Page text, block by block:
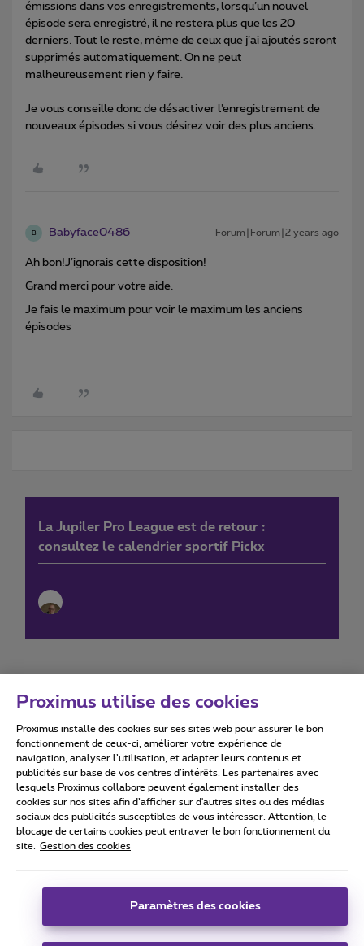
émissions dans vos enregistrements, lorsqu’un nouvel
épisode sera enregistré, il ne restera plus que les 20
derniers. Tout le reste, même de ceux que j’ai ajoutés seront
supprimés automatiquement. On ne peut
malheureusement rien y faire.
Je vous conseille donc de désactiver l’enregistrement de
nouveaux épisodes si vous désirez voir des plus anciens.
B Babyface0486 Forum|Forum|2 years ago
Ah bon!J’ignorais cette disposition!
Grand merci pour votre aide.
Je fais le maximum pour voir le maximum les anciens
épisodes
La Jupiler Pro League est de retour :
consultez le calendrier sportif Pickx
Conditions d'utilisation Accessibility statement
Tous droits réservés. © 2026
Conditions générales, info consommateur
Coordonnées de l’entreprise
Boulevard du Roi Albert II 27 - B-1030 Bruxelles.
Proximus utilise des cookies
Proximus installe des cookies sur ses sites web pour assurer le bon
fonctionnement de ceux-ci, améliorer votre expérience de
navigation, analyser l’utilisation, et adapter leurs contenus et
publicités sur base de vos centres d’intérêts. Les partenaires avec
lesquels Proximus collabore peuvent également installer des
cookies sur nos sites afin d’afficher sur d'autres sites ou des médias
sociaux des publicités susceptibles de vous intéresser. Attention, le
blocage de certains cookies peut entraver le bon fonctionnement du
site.
Gestion des cookies
Paramètres des cookies